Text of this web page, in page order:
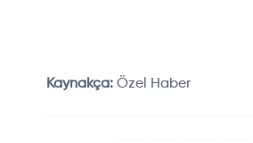
Kaynakça: Özel Haber